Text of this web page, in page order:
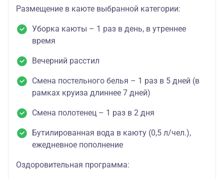
Размещение в каюте выбранной категории:
Уборка каюты – 1 раз в день, в утреннее
время
Вечерний расстил
Смена постельного белья – 1 раз в 5 дней (в
рамках круиза длиннее 7 дней)
Смена полотенец – 1 раз в 2 дня
Бутилированная вода в каюту (0,5 л/чел.),
ежедневное пополнение
Оздоровительная программа: